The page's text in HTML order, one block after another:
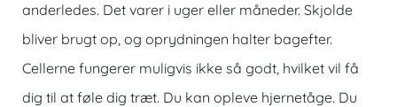
anderledes. Det varer i uger eller måneder. Skjolde
bliver brugt op, og oprydningen halter bagefter.
Cellerne fungerer muligvis ikke så godt, hvilket vil få
dig til at føle dig træt. Du kan opleve hjernetåge. Du